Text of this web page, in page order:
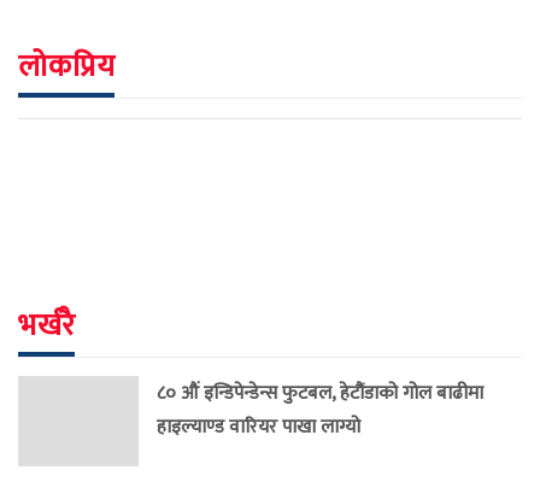
लोकप्रिय
भर्खरै
८० औं इन्डिपेन्डेन्स फुटबल, हेटौंडाको गोल बाढीमा
हाइल्याण्ड वारियर पाखा लाग्यो